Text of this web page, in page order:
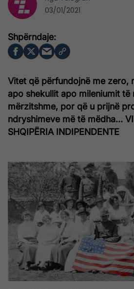
Vitet që përfundojnë me zero,
apo shekullit apo mileniumit të
mërzitshme, por që u prijnë
ndryshimeve më të mëdha...
SHQIPËRIA INDIPENDENTE
03/01/2021